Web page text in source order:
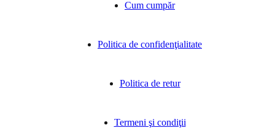
Cum cumpăr
Politica de confidenţialitate
Politica de retur
Termeni şi condiţii